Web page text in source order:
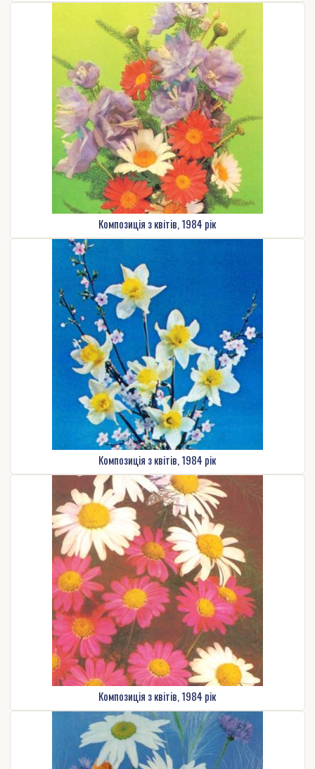
Композиція з квітів, 1984 рік
Композиція з квітів, 1984 рік
Композиція з квітів, 1984 рік